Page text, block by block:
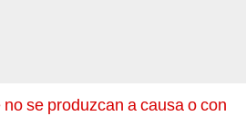
destinado al teletrabajo, no serán